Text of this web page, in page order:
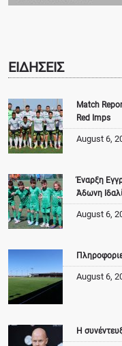
ΕΙΔΗΣΕΙΣ
Match
Red Imps
August 6,
Έναρξη
Άδωνη
August 6,
August 6,
Η